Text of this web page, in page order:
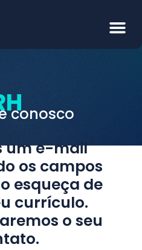
conosco
um e-mail
os campos
esqueça de
currículo.
o seu